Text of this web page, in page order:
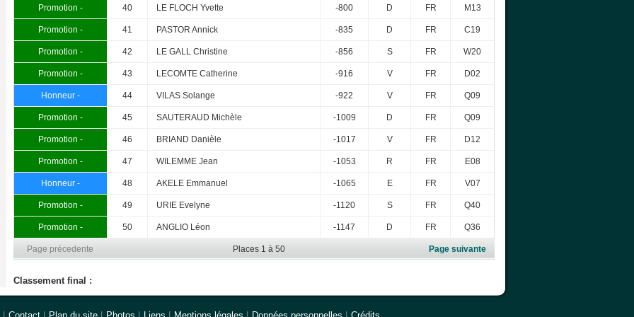
Promotion - 40 LE FLOCH Yvette -800 D FR M13
Promotion - 41 PASTOR Annick -835 D FR C19
Promotion - 42 LE GALL Christine -856 S FR W20
Promotion - 43 LECOMTE Catherine -916 V FR D02
Honneur - 44 VILAS Solange -922 V FR Q09
Promotion - 45 SAUTERAUD Michèle -1009 D FR Q09
Promotion - 46 BRIAND Danièle -1017 V FR D12
Promotion - 47 WILEMME Jean -1053 R FR E08
Honneur - 48 AKELE Emmanuel -1065 E FR V07
Promotion - 49 URIE Evelyne -1120 S FR Q40
Promotion - 50 ANGLIO Léon -1147 D FR Q36
Page précedente Places 1 à 50 Page suivante
Classement final :